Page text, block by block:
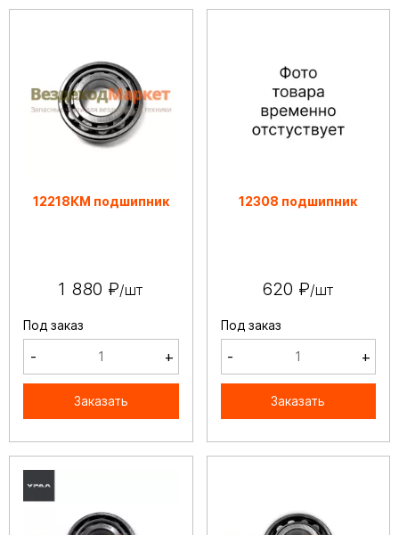
12218КМ подшипник
1 880 ₽/шт
Под заказ
- +
Заказать
12308 подшипник
620 ₽/шт
Под заказ
- +
Заказать